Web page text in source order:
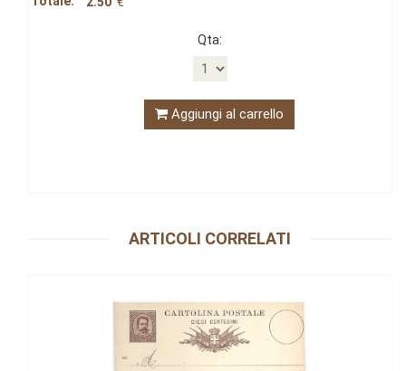
Qta:
Aggiungi al carrello
ARTICOLI CORRELATI